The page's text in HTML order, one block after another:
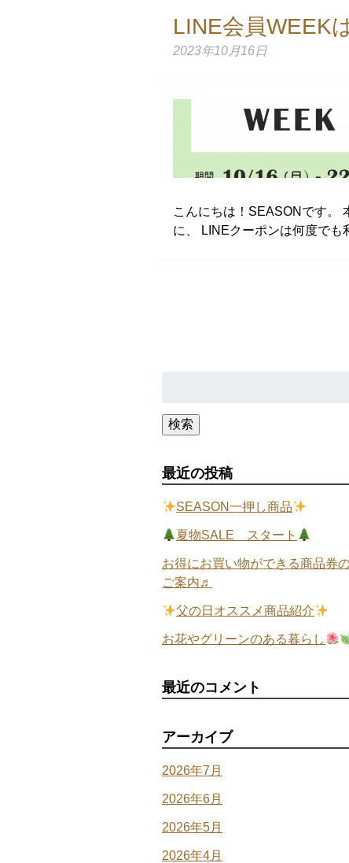
LINE会員WEEK
2023年10月16日
こんにちは！SEASONです。
に、 LINEクーポンは何度でも
検索
最近の投稿
SEASON一押し商品
夏物SALE スタート
お得にお買い物ができる商品券
ご案内♬
父の日オススメ商品紹介
お花やグリーンのある暮らし
最近のコメント
アーカイブ
2026年7月
2026年6月
2026年5月
2026年4月